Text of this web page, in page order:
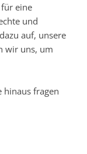
eine
und
auf, unsere
wir uns, um
hinaus fragen